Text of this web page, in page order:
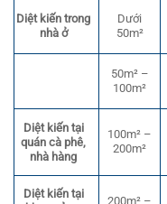
Diệt kiến trong
nhà ở
Dưới
50m²
50m² –
100m²
Diệt kiến tại
quán cà phê,
nhà hàng
100m² –
200m²
Diệt kiến tại
200m² –